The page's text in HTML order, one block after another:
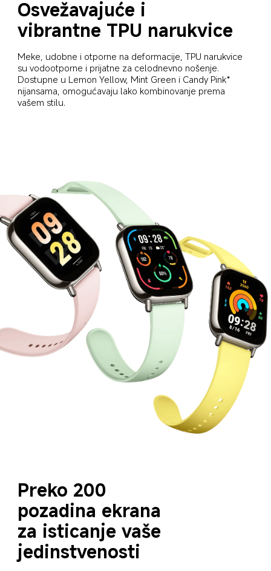
Osvežavajuće i
vibrantne TPU narukvice
Meke, udobne i otporne na deformacije, TPU narukvice
su vodootporne i prijatne za celodnevno nošenje.
Dostupne u Lemon Yellow, Mint Green i Candy Pink*
nijansama, omogućavaju lako kombinovanje prema
vašem stilu.
Preko 200
pozadina ekrana
za isticanje vaše
jedinstvenosti